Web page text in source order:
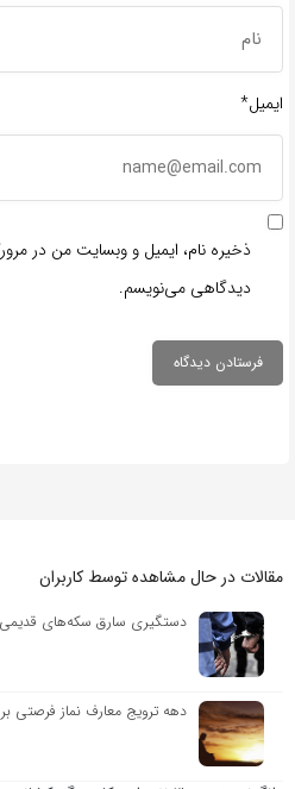
ایمیل*
ذخیره نام، ایمیل و وبسایت من در
دیدگاهی می‌نویسم.
مقالات در حال مشاهده توسط کاربران
دستگیری سارق سکه‌های قدیمی
دهه ترویج معارف نماز فرصتی